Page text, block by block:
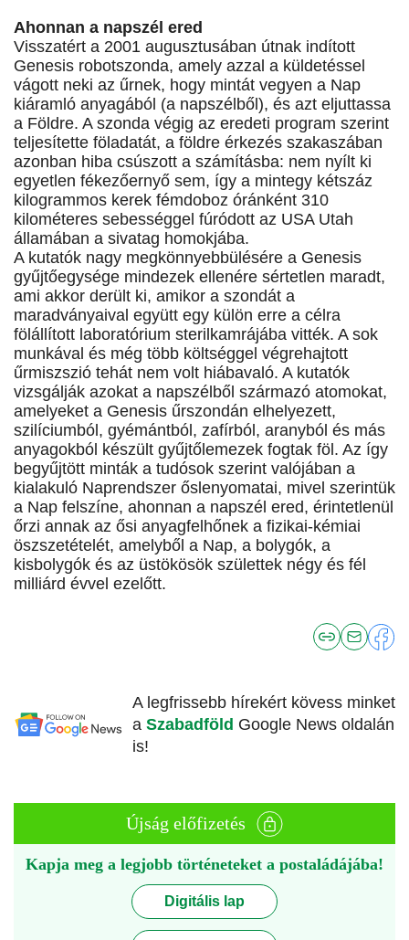
Ahonnan a napszél ered
Visszatért a 2001 augusztusában útnak indított
Genesis robotszonda, amely azzal a küldetéssel
vágott neki az űrnek, hogy mintát vegyen a Nap
kiáramló anyagából (a napszélből), és azt eljuttassa
a Földre. A szonda végig az eredeti program szerint
teljesítette föladatát, a földre érkezés szakaszában
azonban hiba csúszott a számításba: nem nyílt ki
egyetlen fékezőernyő sem, így a mintegy kétszáz
kilogrammos kerek fémdoboz óránként 310
kilométeres sebességgel fúródott az USA Utah
államában a sivatag homokjába.
A kutatók nagy megkönnyebbülésére a Genesis
gyűjtőegysége mindezek ellenére sértetlen maradt,
ami akkor derült ki, amikor a szondát a
maradványaival együtt egy külön erre a célra
fölállított laboratórium sterilkamrájába vitték. A sok
munkával és még több költséggel végrehajtott
űrmiszszió tehát nem volt hiábavaló. A kutatók
vizsgálják azokat a napszélből származó atomokat,
amelyeket a Genesis űrszondán elhelyezett,
szilíciumból, gyémántból, zafírból, aranyból és más
anyagokból készült gyűjtőlemezek fogtak föl. Az így
begyűjtött minták a tudósok szerint valójában a
kialakuló Naprendszer őslenyomatai, mivel szerintük
a Nap felszíne, ahonnan a napszél ered, érintetlenül
őrzi annak az ősi anyagfelhőnek a fizikai-kémiai
öszszetételét, amelyből a Nap, a bolygók, a
kisbolygók és az üstökösök születtek négy és fél
milliárd évvel ezelőtt.
A legfrissebb hírekért kövess minket
a Szabadföld Google News oldalán
is!
Újság előfizetés
Kapja meg a legjobb történeteket a postaládájába!
Digitális lap